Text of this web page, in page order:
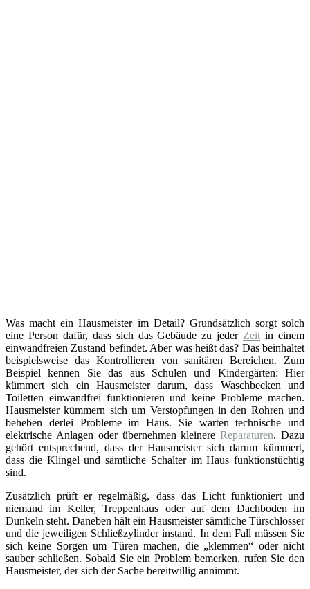
Was macht ein Hausmeister im Detail? Grundsätzlich sorgt solch
eine Person dafür, dass sich das Gebäude zu jeder Zeit in einem
einwandfreien Zustand befindet. Aber was heißt das? Das beinhaltet
beispielsweise das Kontrollieren von sanitären Bereichen. Zum
Beispiel kennen Sie das aus Schulen und Kindergärten: Hier
kümmert sich ein Hausmeister darum, dass Waschbecken und
Toiletten einwandfrei funktionieren und keine Probleme machen.
Hausmeister kümmern sich um Verstopfungen in den Rohren und
beheben derlei Probleme im Haus. Sie warten technische und
elektrische Anlagen oder übernehmen kleinereReparaturen. Dazu
gehört entsprechend, dass der Hausmeister sich darum kümmert,
dass die Klingel und sämtliche Schalter im Haus funktionstüchtig
sind.
Zusätzlich prüft er regelmäßig, dass das Licht funktioniert und
niemand im Keller, Treppenhaus oder auf dem Dachboden im
Dunkeln steht. Daneben hält ein Hausmeister sämtliche Türschlösser
und die jeweiligen Schließzylinder instand. In dem Fall müssen Sie
sich keine Sorgen um Türen machen, die „klemmen“ oder nicht
sauber schließen. Sobald Sie ein Problem bemerken, rufen Sie den
Hausmeister, der sich der Sache bereitwillig annimmt.